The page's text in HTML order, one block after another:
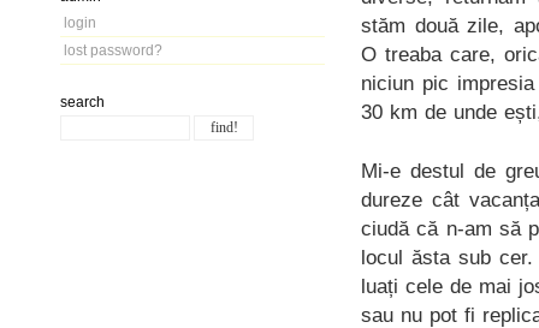
login
lost password?
search
stăm două zile,
O treaba care,
niciun pic
30 km de unde
Mi-e destul de
dureze cât
ciudă că n-am să
locul ăsta sub
luați cele de mai
sau nu pot fi